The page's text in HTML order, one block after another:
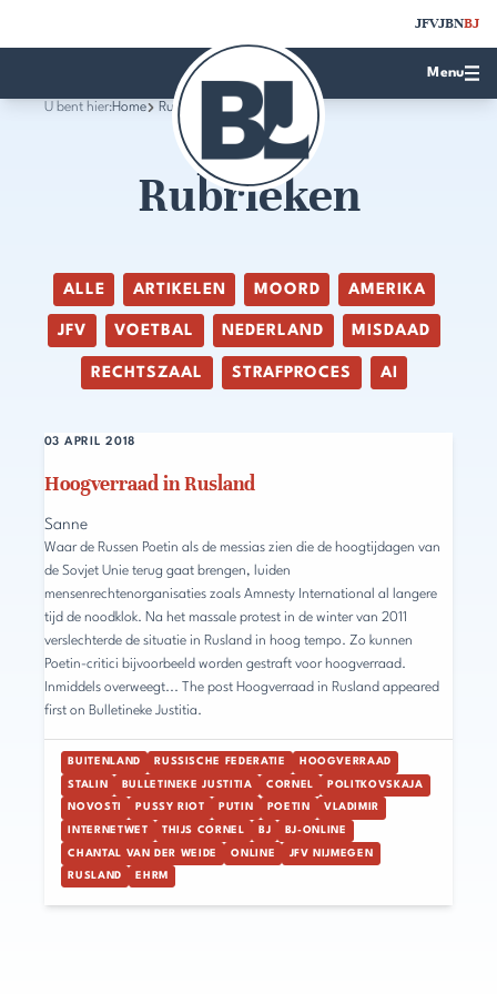
JFVJBNBJ
Menu
U bent hier:Home Rubrieken
Rubrieken
ALLE ARTIKELEN MOORD AMERIKA
JFV VOETBAL NEDERLAND MISDAAD
RECHTSZAAL STRAFPROCES AI
Hoogverraad in Rusland
03 APRIL 2018
Sanne
Waar de Russen Poetin als de messias zien die de hoogtijdagen van
de Sovjet Unie terug gaat brengen, luiden
mensenrechtenorganisaties zoals Amnesty International al langere
tijd de noodklok. Na het massale protest in de winter van 2011
verslechterde de situatie in Rusland in hoog tempo. Zo kunnen
Poetin-critici bijvoorbeeld worden gestraft voor hoogverraad.
Inmiddels overweegt... The post Hoogverraad in Rusland appeared
first on Bulletineke Justitia.
BUITENLAND RUSSISCHE FEDERATIE HOOGVERRAAD
STALIN BULLETINEKE JUSTITIA CORNEL POLITKOVSKAJA
NOVOSTI PUSSY RIOT PUTIN POETIN VLADIMIR
INTERNETWET THIJS CORNEL BJ BJ-ONLINE
CHANTAL VAN DER WEIDE ONLINE JFV NIJMEGEN
RUSLAND EHRM